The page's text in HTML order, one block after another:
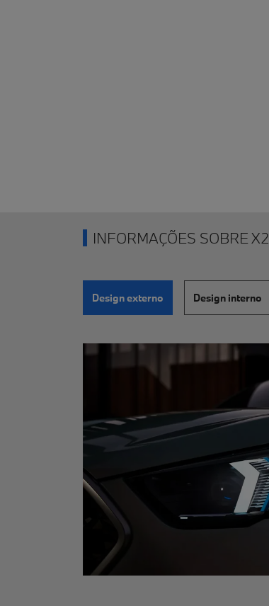
INFORMAÇÕES SOBRE X2
Design externo Design interno